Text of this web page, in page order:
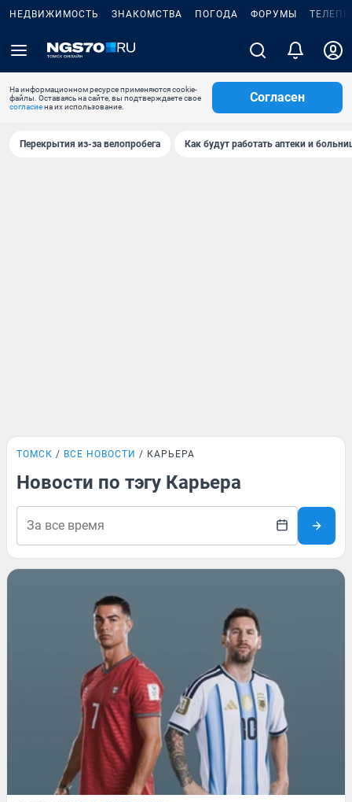
НЕДВИЖИМОСТЬ ЗНАКОМСТВА ПОГОДА ФОРУМЫ
На информационном ресурсе применяются cookie-
файлы. Оставаясь на сайте, вы подтверждаете свое
согласиена их использование.
Согласен
Перекрытия из-за велопробега Как будут работать аптеки и
ТОМСК ВСЕ НОВОСТИ КАРЬЕРА
Новости по тэгу Карьера